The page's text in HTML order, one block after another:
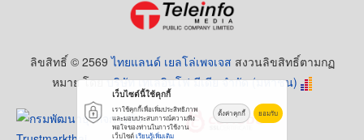
ลิขสิทธิ์ © 2569ไทยแลนด์ เยลโล่เพจเจส สงวนลิขสิทธิ์ตามกฏ
หมาย โดยบริษัท เทเลอินโฟ มีเดีย จำกัด (มหาชน)
เว็บไซต์นี้ใช้คุกกี้
เราใช้คุกกี้เพื่อเพิ่มประสิทธิภาพ
และมอบประสบการณ์ความพึง
พอใจของท่านในการใช้งาน
เว็บไซต์เรียนรู้เพิ่มเติม
ตั้งค่าคุกกี้ ยอมรับ